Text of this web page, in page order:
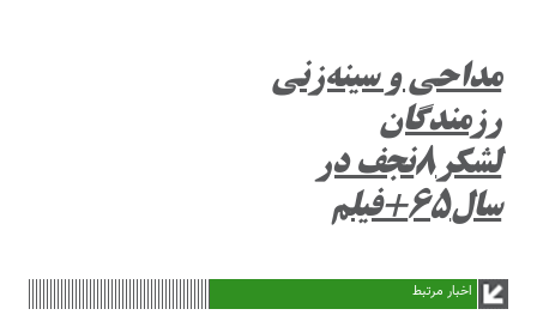
مداحی و سینه‌زنی
رزمندگان
لشکر۸نجف در
سال۶۵+فیلم
اخبار مرتبط